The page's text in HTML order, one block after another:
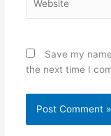
Save my
the next time I